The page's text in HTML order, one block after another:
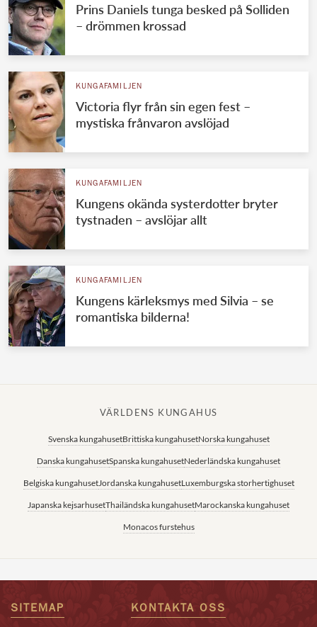
Prins Daniels tunga besked på Solliden
– drömmen krossad
KUNGAFAMILJEN
Victoria flyr från sin egen fest –
mystiska frånvaron avslöjad
KUNGAFAMILJEN
Kungens okända systerdotter bryter
tystnaden – avslöjar allt
KUNGAFAMILJEN
Kungens kärleksmys med Silvia – se
romantiska bilderna!
VÄRLDENS KUNGAHUS
Svenska kungahusetBrittiska kungahusetNorska kungahuset
Danska kungahusetSpanska kungahusetNederländska kungahuset
Belgiska kungahusetJordanska kungahusetLuxemburgska storhertighuset
Japanska kejsarhusetThailändska kungahusetMarockanska kungahuset
Monacos furstehus
SITEMAP KONTAKTA OSS